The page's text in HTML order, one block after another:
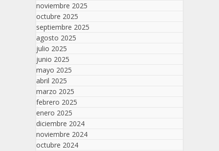
noviembre 2025
octubre 2025
septiembre 2025
agosto 2025
julio 2025
junio 2025
mayo 2025
abril 2025
marzo 2025
febrero 2025
enero 2025
diciembre 2024
noviembre 2024
octubre 2024